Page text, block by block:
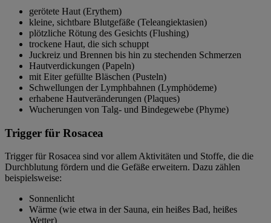
gerötete Haut (Erythem)
kleine, sichtbare Blutgefäße (Teleangiektasien)
plötzliche Rötung des Gesichts (Flushing)
trockene Haut, die sich schuppt
Juckreiz und Brennen bis hin zu stechenden Schmerzen
Hautverdickungen (Papeln)
mit Eiter gefüllte Bläschen (Pusteln)
Schwellungen der Lymphbahnen (Lymphödeme)
erhabene Hautveränderungen (Plaques)
Wucherungen von Talg- und Bindegewebe (Phyme)
Trigger für Rosacea
Trigger für Rosacea sind vor allem Aktivitäten und Stoffe, die die
Durchblutung fördern und die Gefäße erweitern. Dazu zählen
beispielsweise:
Sonnenlicht
Wärme (wie etwa in der Sauna, ein heißes Bad, heißes
Wetter)